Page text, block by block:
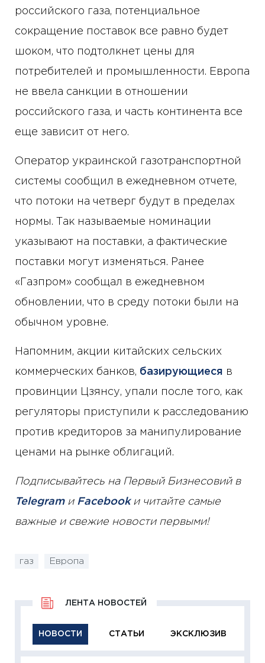
российского газа, потенциальное
сокращение поставок все равно будет
шоком, что подтолкнет цены для
потребителей и промышленности. Европа
не ввела санкции в отношении
российского газа, и часть континента все
еще зависит от него.
Оператор украинской газотранспортной
системы сообщил в ежедневном отчете,
что потоки на четверг будут в пределах
нормы. Так называемые номинации
указывают на поставки, а фактические
поставки могут изменяться. Ранее
«Газпром» сообщал в ежедневном
обновлении, что в среду потоки были на
обычном уровне.
Напомним, акции китайских сельских
коммерческих банков, базирующиеся в
провинции Цзянсу, упали после того, как
регуляторы приступили к расследованию
против кредиторов за манипулирование
ценами на рынке облигаций.
Подписывайтесь на Первый Бизнесовий в
Telegramи Facebookи читайте самые
важные и свежие новости первыми!
газ Европа
НОВОСТИ СТАТЬИ ЭКСКЛЮЗИВ
ЛЕНТА НОВОСТЕЙ